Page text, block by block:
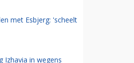
met Esbjerg: 'scheelt
Izhavia in wegens